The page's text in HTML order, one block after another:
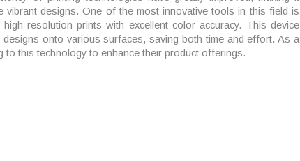
vibrant designs. One of the most innovative tools in this field is
resolution prints with excellent color accuracy. This device
onto various surfaces, saving both time and effort. As a
to this technology to enhance their product offerings.